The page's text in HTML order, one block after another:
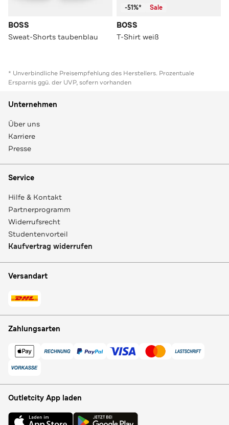
BOSS
Sweat-Shorts taubenblau
-51%* Sale
BOSS
T-Shirt weiß
* Unverbindliche Preisempfehlung des Herstellers. Prozentuale
Ersparnis ggü. der UVP, sofern vorhanden
Unternehmen
Über uns
Karriere
Presse
Service
Hilfe & Kontakt
Partnerprogramm
Widerrufsrecht
Studentenvorteil
Kaufvertrag widerrufen
Versandart
Zahlungsarten
Outletcity App laden